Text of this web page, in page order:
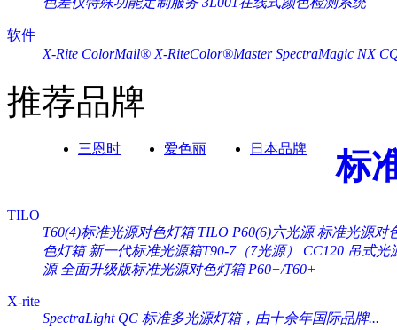
软件
X-Rite ColorMail® X-RiteColor®Master SpectraMagic NX
推荐品牌
三恩时 爱色丽 日本品牌 标
TILO
T60(4)标准光源对色灯箱 TILO P60(6)六光源 标准光源对
色灯箱 新一代标准光源箱T90-7（7光源）
CC120 吊式
源 全面升级版标准光源对色灯箱 P60+/T60+
X-rite
SpectraLight QC 标准多光源灯箱，由十余年国际品牌...